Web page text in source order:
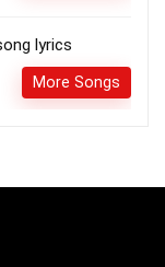
lyrics
More Songs